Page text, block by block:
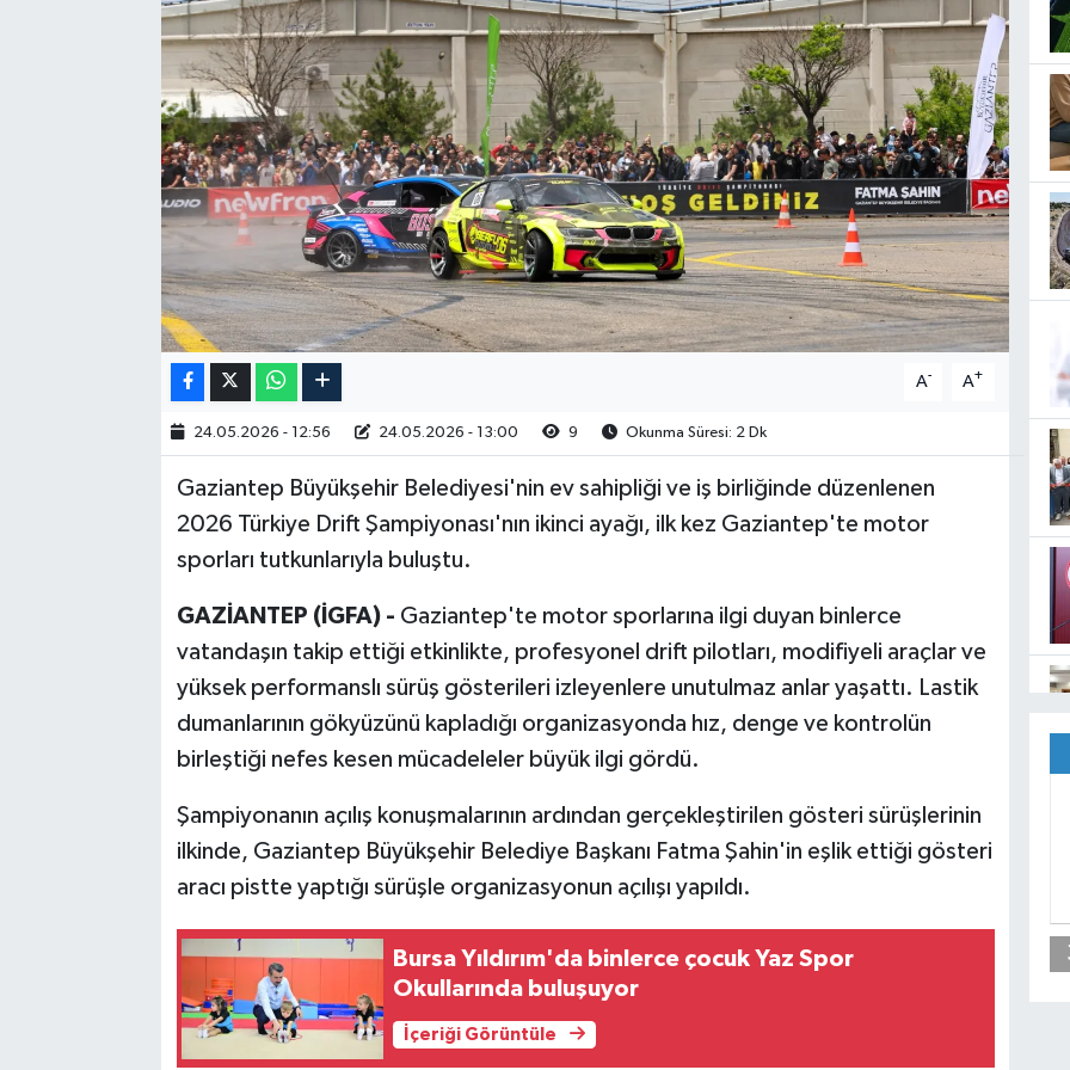
A- A+
24.05.2026 - 12:56 24.05.2026 - 13:00 9 Okunma Süresi: 2 Dk
Gaziantep Büyükşehir Belediyesi'nin ev sahipliği ve iş birliğinde düzenlenen
2026 Türkiye Drift Şampiyonası'nın ikinci ayağı, ilk kez Gaziantep'te motor
sporları tutkunlarıyla buluştu.
GAZİANTEP (İGFA) - Gaziantep'te motor sporlarına ilgi duyan binlerce
vatandaşın takip ettiği etkinlikte, profesyonel drift pilotları, modifiyeli araçlar ve
yüksek performanslı sürüş gösterileri izleyenlere unutulmaz anlar yaşattı. Lastik
dumanlarının gökyüzünü kapladığı organizasyonda hız, denge ve kontrolün
birleştiği nefes kesen mücadeleler büyük ilgi gördü.
Şampiyonanın açılış konuşmalarının ardından gerçekleştirilen gösteri sürüşlerinin
ilkinde, Gaziantep Büyükşehir Belediye Başkanı Fatma Şahin'in eşlik ettiği gösteri
aracı pistte yaptığı sürüşle organizasyonun açılışı yapıldı.
Bursa Yıldırım'da binlerce çocuk Yaz Spor
Okullarında buluşuyor
İçeriği Görüntüle
RESMİ İLAN